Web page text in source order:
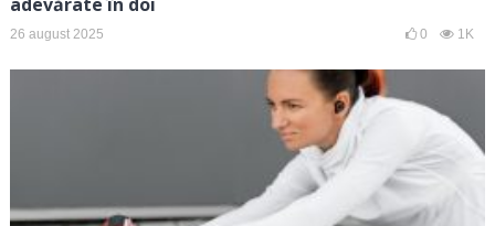
26 august 2025 0 1K